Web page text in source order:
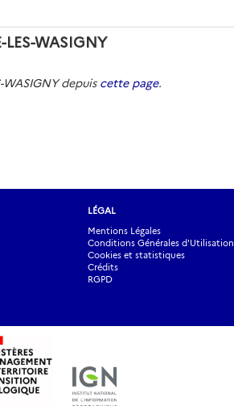
WASIGNY
WASIGNY depuis cette page.
LÉGAL
Mentions Légales
Conditions Générales d'Utilisation
Cookies et statistiques
Crédits
RGPD